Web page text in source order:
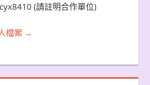
(請註明合作單位)
檔案 →